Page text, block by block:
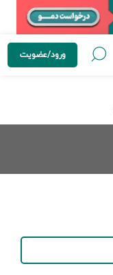
ورود/عضویت